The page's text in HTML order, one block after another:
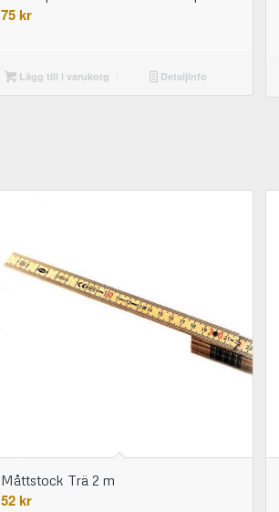
75kr
Lägg till i varukorg Detaljinfo
Måttstock Trä 2 m
52kr